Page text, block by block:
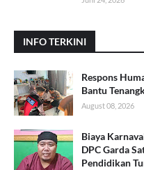
INFO TERKINI
Respons
Bantu
August 08, 2026
Biaya
DPC Garda
Pendidikan